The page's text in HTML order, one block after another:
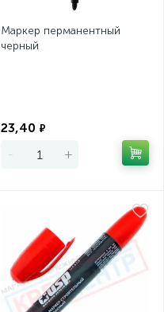
Маркер перманентный
черный
23,40 ₽
- +